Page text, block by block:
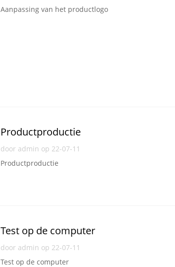
Aanpassing van het productlogo
Productproductie
door admin op 22-07-11
Productproductie
Test op de computer
door admin op 22-07-11
Test op de computer